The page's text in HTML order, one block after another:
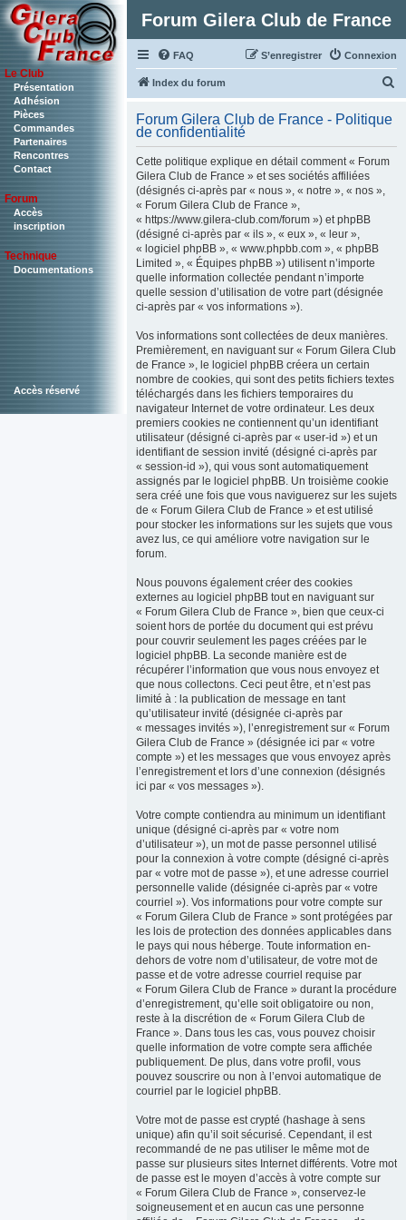
Le Club
Présentation
Adhésion
Pièces
Commandes
Partenaires
Rencontres
Contact
Forum
Accès
inscription
Technique
Documentations
Accès réservé
Forum Gilera Club de France
FAQ Connexion
S’enregistrer
Index du forum
h
Forum Gilera Club de France - Politique
de confidentialité
Cette politique explique en détail comment « Forum
Gilera Club de France » et ses sociétés affiliées
(désignés ci-après par « nous », « notre », « nos »,
« Forum Gilera Club de France »,
« https://www.gilera-club.com/forum ») et phpBB
(désigné ci-après par « ils », « eux », « leur »,
« logiciel phpBB », « www.phpbb.com », « phpBB
Limited », « Équipes phpBB ») utilisent n’importe
quelle information collectée pendant n’importe
quelle session d’utilisation de votre part (désignée
ci-après par « vos informations »).
Vos informations sont collectées de deux manières.
Premièrement, en naviguant sur « Forum Gilera Club
de France », le logiciel phpBB créera un certain
nombre de cookies, qui sont des petits fichiers textes
téléchargés dans les fichiers temporaires du
navigateur Internet de votre ordinateur. Les deux
premiers cookies ne contiennent qu’un identifiant
utilisateur (désigné ci-après par « user-id ») et un
identifiant de session invité (désigné ci-après par
« session-id »), qui vous sont automatiquement
assignés par le logiciel phpBB. Un troisième cookie
sera créé une fois que vous naviguerez sur les sujets
de « Forum Gilera Club de France » et est utilisé
pour stocker les informations sur les sujets que vous
avez lus, ce qui améliore votre navigation sur le
forum.
Nous pouvons également créer des cookies
externes au logiciel phpBB tout en naviguant sur
« Forum Gilera Club de France », bien que ceux-ci
soient hors de portée du document qui est prévu
pour couvrir seulement les pages créées par le
logiciel phpBB. La seconde manière est de
récupérer l’information que vous nous envoyez et
que nous collectons. Ceci peut être, et n’est pas
limité à : la publication de message en tant
qu’utilisateur invité (désignée ci-après par
« messages invités »), l’enregistrement sur « Forum
Gilera Club de France » (désignée ici par « votre
compte ») et les messages que vous envoyez après
l’enregistrement et lors d’une connexion (désignés
ici par « vos messages »).
Votre compte contiendra au minimum un identifiant
unique (désigné ci-après par « votre nom
d’utilisateur »), un mot de passe personnel utilisé
pour la connexion à votre compte (désigné ci-après
par « votre mot de passe »), et une adresse courriel
personnelle valide (désignée ci-après par « votre
courriel »). Vos informations pour votre compte sur
« Forum Gilera Club de France » sont protégées par
les lois de protection des données applicables dans
le pays qui nous héberge. Toute information en-
dehors de votre nom d’utilisateur, de votre mot de
passe et de votre adresse courriel requise par
« Forum Gilera Club de France » durant la procédure
d’enregistrement, qu’elle soit obligatoire ou non,
reste à la discrétion de « Forum Gilera Club de
France ». Dans tous les cas, vous pouvez choisir
quelle information de votre compte sera affichée
publiquement. De plus, dans votre profil, vous
pouvez souscrire ou non à l’envoi automatique de
courriel par le logiciel phpBB.
Votre mot de passe est crypté (hashage à sens
unique) afin qu’il soit sécurisé. Cependant, il est
recommandé de ne pas utiliser le même mot de
passe sur plusieurs sites Internet différents. Votre mot
de passe est le moyen d’accès à votre compte sur
« Forum Gilera Club de France », conservez-le
soigneusement et en aucun cas une personne